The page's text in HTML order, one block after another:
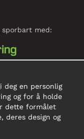
sporbart med:
deg en personlig
og for å holde
dette formålet
deres design og